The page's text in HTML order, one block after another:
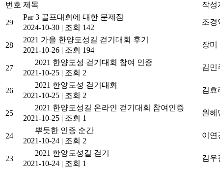
번호 제목 작성
29
Par 3 골프대회에 대한 문제점
2024-10-30 | 조회 142
조경
28
2021 가을 한양도성길 걷기대회 후기
2021-10-26 | 조회 194
장미
27
2021 한양도성 걷기대회 참여 인증
2021-10-25 | 조회 2
김민
26
2021 한양도성 걷기대회
2021-10-25 | 조회 2
김효
25
2021 한양도성길 온라인 걷기대회 참여인증
2021-10-25 | 조회 1
원혜
24
뿌듯한 인증 순간
2021-10-24 | 조회 2
이연
23
2021 한양도성길 걷기
2021-10-24 | 조회 1
김우